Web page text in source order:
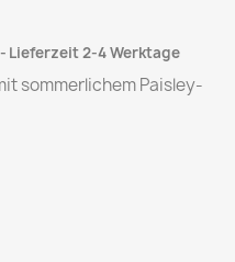
Lieferzeit 2-4 Werktage
sommerlichem Paisley-